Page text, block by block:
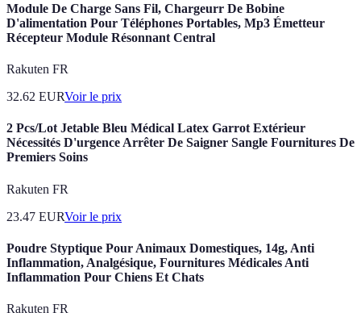
Module De Charge Sans Fil, Chargeurr De Bobine
D'alimentation Pour Téléphones Portables, Mp3 Émetteur
Récepteur Module Résonnant Central
Rakuten FR
32.62 EURVoir le prix
2 Pcs/Lot Jetable Bleu Médical Latex Garrot Extérieur
Nécessités D'urgence Arrêter De Saigner Sangle Fournitures De
Premiers Soins
Rakuten FR
23.47 EURVoir le prix
Poudre Styptique Pour Animaux Domestiques, 14g, Anti
Inflammation, Analgésique, Fournitures Médicales Anti
Inflammation Pour Chiens Et Chats
Rakuten FR